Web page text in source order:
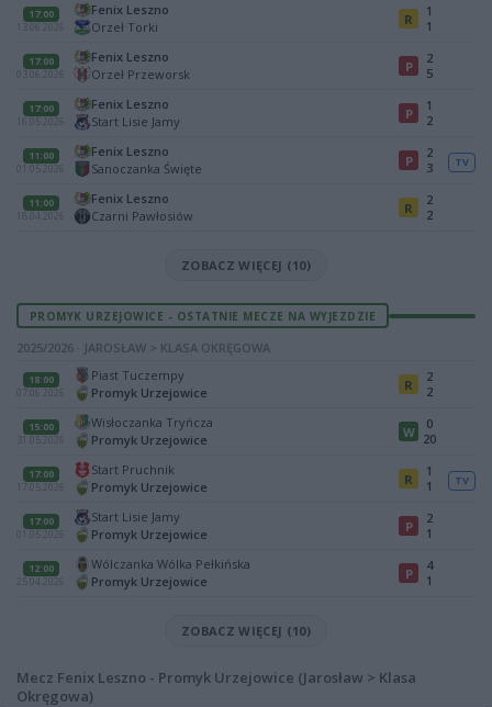
17:00
13.06.2026
Fenix Leszno
Orzeł Torki
R
1
1
17:00
03.06.2026
Fenix Leszno
Orzeł Przeworsk
P
2
5
17:00
16.05.2026
Fenix Leszno
Start Lisie Jamy
P
1
2
11:00
01.05.2026
Fenix Leszno
Sanoczanka Święte
P
2
3
TV
11:00
18.04.2026
Fenix Leszno
Czarni Pawłosiów
R
2
2
ZOBACZ WIĘCEJ (10)
PROMYK URZEJOWICE - OSTATNIE MECZE NA WYJEZDZIE
2025/2026 · JAROSŁAW > KLASA OKRĘGOWA
18:00
07.06.2026
Piast Tuczempy
Promyk Urzejowice
R
2
2
15:00
31.05.2026
Wisłoczanka Tryńcza
Promyk Urzejowice
W
0
20
17:00
17.05.2026
Start Pruchnik
Promyk Urzejowice
R
1
1
TV
17:00
01.05.2026
Start Lisie Jamy
Promyk Urzejowice
P
2
1
12:00
25.04.2026
Wólczanka Wólka Pełkińska
Promyk Urzejowice
P
4
1
ZOBACZ WIĘCEJ (10)
Mecz Fenix Leszno - Promyk Urzejowice (Jarosław > Klasa
Okręgowa)